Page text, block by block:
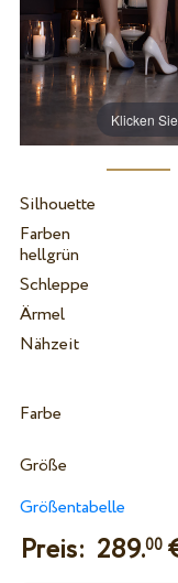
Klicken
Silhouette
Farben
hellgrün
Schleppe
Ärmel
Nähzeit
Farbe
Größe
Größentabelle
Preis: 289.00